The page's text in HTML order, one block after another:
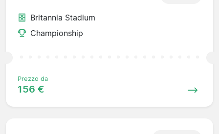
Britannia Stadium
Championship
Prezzo da
156 €